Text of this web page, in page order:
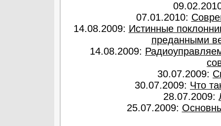
07.01.2010:
14.08.2009: Истинные
преданными
14.08.2009:
30.07.2009:
30.07.2009: Что
28.07.2009:
25.07.2009: